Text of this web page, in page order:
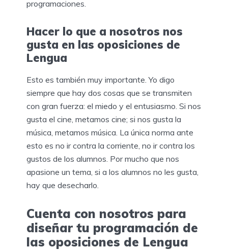
programaciones.
Hacer lo que a nosotros nos
gusta en las oposiciones de
Lengua
Esto es también muy importante. Yo digo
siempre que hay dos cosas que se transmiten
con gran fuerza: el miedo y el entusiasmo. Si nos
gusta el cine, metamos cine; si nos gusta la
música, metamos música. La única norma ante
esto es no ir contra la corriente, no ir contra los
gustos de los alumnos. Por mucho que nos
apasione un tema, si a los alumnos no les gusta,
hay que desecharlo.
Cuenta con nosotros para
diseñar tu programación de
las oposiciones de Lengua